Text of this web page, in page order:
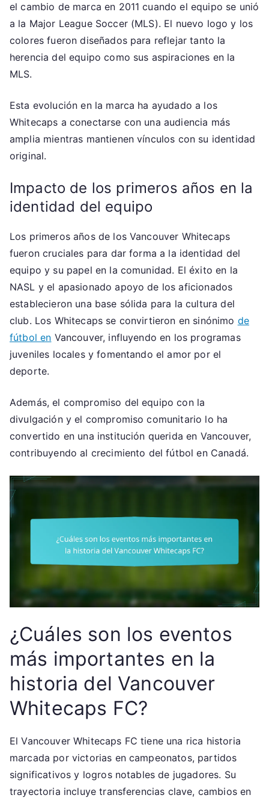
el cambio de marca en 2011 cuando el equipo se unió
a la Major League Soccer (MLS). El nuevo logo y los
colores fueron diseñados para reflejar tanto la
herencia del equipo como sus aspiraciones en la
MLS.
Esta evolución en la marca ha ayudado a los
Whitecaps a conectarse con una audiencia más
amplia mientras mantienen vínculos con su identidad
original.
Impacto de los primeros años en la
identidad del equipo
Los primeros años de los Vancouver Whitecaps
fueron cruciales para dar forma a la identidad del
equipo y su papel en la comunidad. El éxito en la
NASL y el apasionado apoyo de los aficionados
establecieron una base sólida para la cultura del
club. Los Whitecaps se convirtieron en sinónimo de
fútbol en Vancouver, influyendo en los programas
juveniles locales y fomentando el amor por el
deporte.
Además, el compromiso del equipo con la
divulgación y el compromiso comunitario lo ha
convertido en una institución querida en Vancouver,
contribuyendo al crecimiento del fútbol en Canadá.
¿Cuáles son los eventos
más importantes en la
historia del Vancouver
Whitecaps FC?
El Vancouver Whitecaps FC tiene una rica historia
marcada por victorias en campeonatos, partidos
significativos y logros notables de jugadores. Su
trayectoria incluye transferencias clave, cambios en